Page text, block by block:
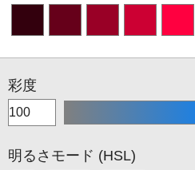
彩度
明るさモード (HSL)